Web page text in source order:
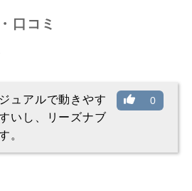
口コミ
0
ュアルで動きやす
いし、リーズナブ
。